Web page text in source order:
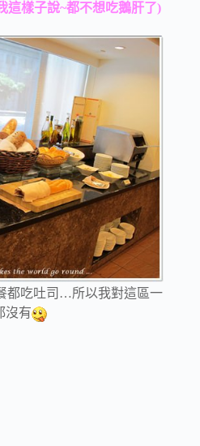
這樣子說~都不想吃鵝肝了)
都吃吐司…所以我對這區一
沒有